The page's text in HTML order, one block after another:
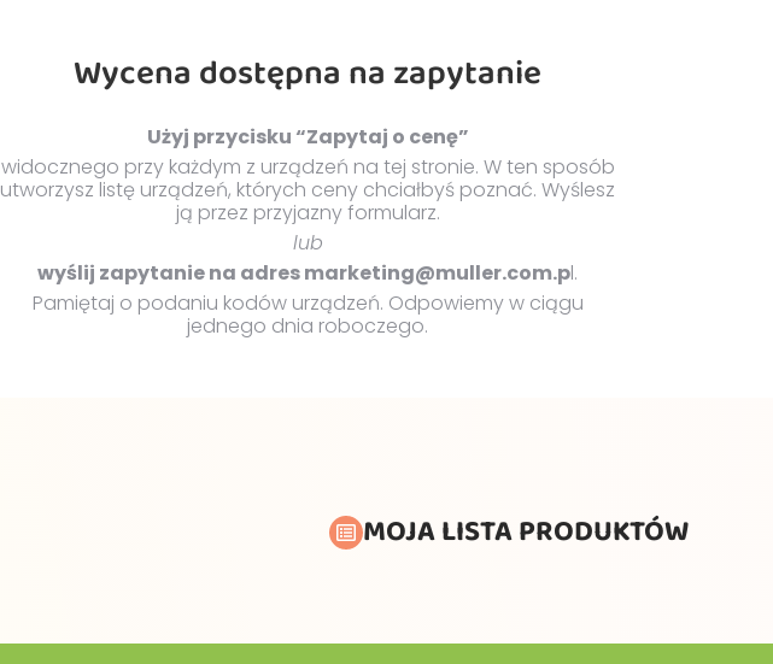
Wycena dostępna na zapytanie
Użyj przycisku “Zapytaj o cenę”
widocznego przy każdym z urządzeń na tej stronie. W ten sposób
utworzysz listę urządzeń, których ceny chciałbyś poznać. Wyślesz
ją przez przyjazny formularz.
lub
wyślij zapytanie na adres marketing@muller.com.pl.
Pamiętaj o podaniu kodów urządzeń. Odpowiemy w ciągu
jednego dnia roboczego.
MOJA LISTA PRODUKTÓW